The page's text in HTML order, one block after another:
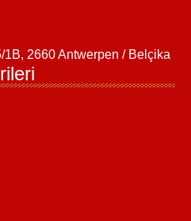
2660 Antwerpen / Belçika